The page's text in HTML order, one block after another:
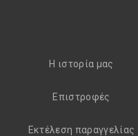
H ιστορία μας
Eπιστροφές
Εκτέλεση παραγγελίας